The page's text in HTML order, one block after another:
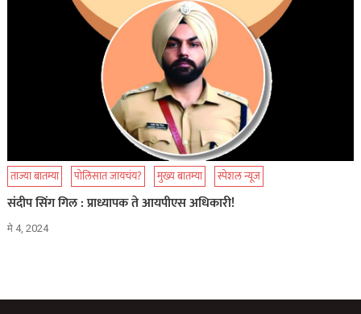
ताज्या बातम्या पोलिसात जायचंय? मुख्य बातम्या स्पेशल न्यूज
संदीप सिंग गिल : प्राध्यापक ते आयपीएस अधिकारी!
मे 4, 2024